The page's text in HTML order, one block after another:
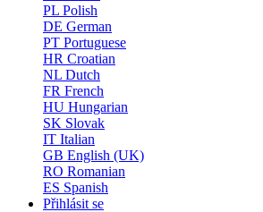
PL Polish
DE German
PT Portuguese
HR Croatian
NL Dutch
FR French
HU Hungarian
SK Slovak
IT Italian
GB English (UK)
RO Romanian
ES Spanish
Přihlásit se